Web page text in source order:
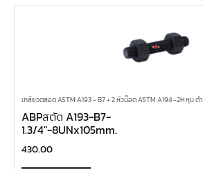
เกลียวตลอด ASTM A193 - B7 + 2 หัวน๊อต ASTM A194 -2H หุน ดำ
ABPสตัด A193-B7-
1.3/4″-8UNx105mm.
430.00